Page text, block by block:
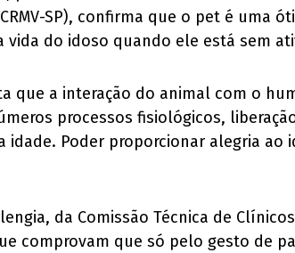
SP), confirma que o pet é uma
vida do idoso quando ele está sem
que a interação do animal com o
processos fisiológicos,
idade. Poder proporcionar alegria
da Comissão Técnica de
comprovam que só pelo gesto de